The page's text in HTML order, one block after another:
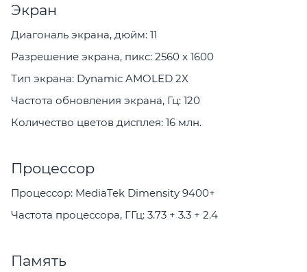
Экран
Диагональ экрана, дюйм: 11
Разрешение экрана, пикс: 2560 x 1600
Тип экрана: Dynamic AMOLED 2X
Частота обновления экрана, Гц: 120
Количество цветов дисплея: 16 млн.
Процессор
Процессор: MediaTek Dimensity 9400+
Частота процессора, ГГц: 3.73 + 3.3 + 2.4
Память